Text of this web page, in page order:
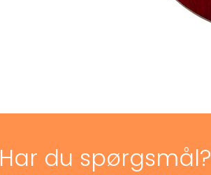
Har du spørgsmål?